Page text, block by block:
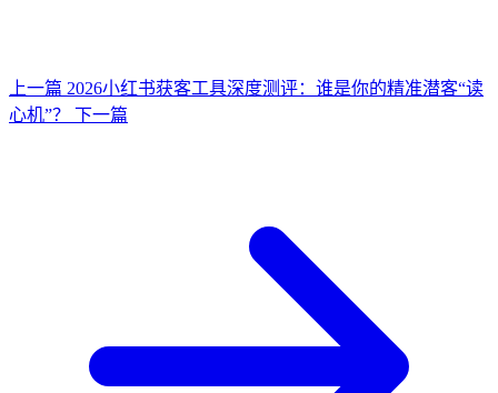
上一篇 2026小红书获客工具深度测评：谁是你的精准潜客“读
心机”？
下一篇